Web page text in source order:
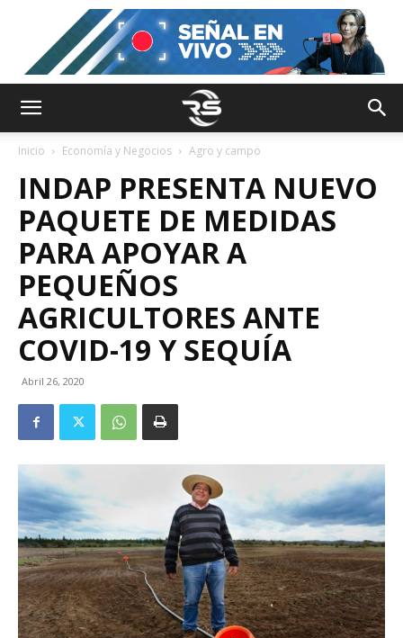
Inicio Economía y Negocios Agro y campo
INDAP PRESENTA NUEVO
PAQUETE DE MEDIDAS
PARA APOYAR A
PEQUEÑOS
AGRICULTORES ANTE
COVID-19 Y SEQUÍA
Abril 26, 2020